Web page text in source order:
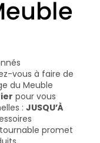
vous à faire de
du Meuble
pour vous
: JUSQU’À
promet